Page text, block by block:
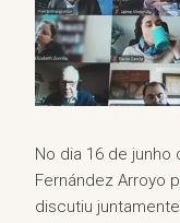
No dia 16 de junho
Fernández Arroyo
discutiu